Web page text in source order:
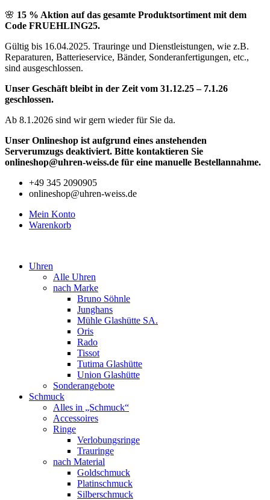
Zum
Inhalt
🌸 15 % Aktion auf das gesamte Produktsortiment mit dem
Code FRUEHLING25.
Gültig bis 16.04.2025. Trauringe und Dienstleistungen, wie z.B.
Reparaturen, Batterieservice, Bänder, Sonderanfertigungen, etc.,
sind ausgeschlossen.
Unser Geschäft bleibt in der Zeit vom 31.12.25 – 7.1.26
geschlossen.
Ab 8.1.2026 sind wir gern wieder für Sie da.
Unser Onlineshop ist aufgrund eines anstehenden
Serverumzugs deaktiviert. Bitte kontaktieren Sie
onlineshop@uhren-weiss.de für eine manuelle Bestellannahme.
+49 345 2090905
onlineshop@uhren-weiss.de
Mein Konto
Warenkorb
Uhren
Alle Uhren
nach Marke
Bruno Söhnle
Junghans
Mühle Glashütte SA.
Oris
Rado
Tissot
Tutima Glashütte
Union Glashütte
Sonderangebote
Schmuck
Alles in „Schmuck“
Accessoires
Ringe
Verlobungsringe
Trauringe
nach Material
Goldschmuck
Platinschmuck
Silberschmuck